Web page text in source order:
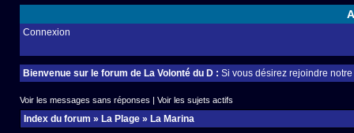
Connexion
Bienvenue sur le forum de La Volonté du D : Si vous désirez rejoindre
Voir les messages sans réponses | Voir les sujets actifs
Index du forum » La Plage » La Marina